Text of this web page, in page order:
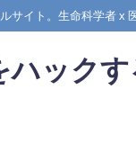
サイト。生命科学者 x
ハックす